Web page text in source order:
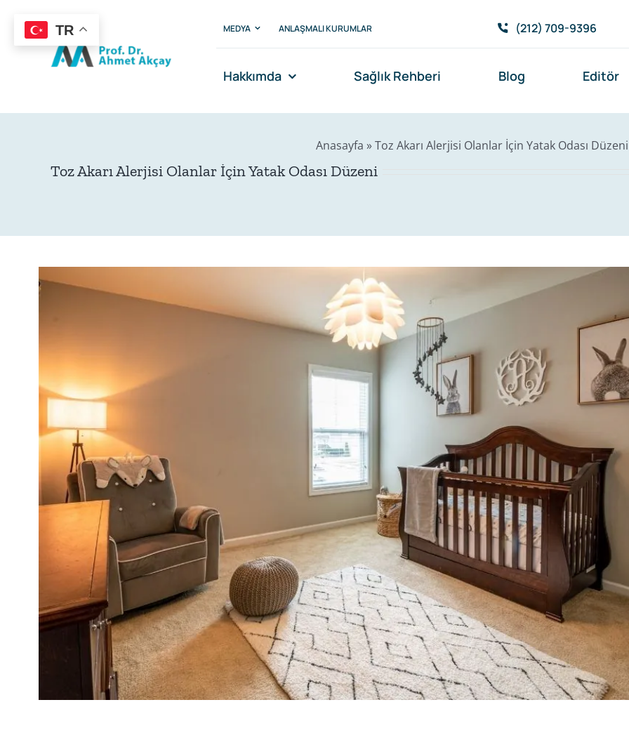
content
MEDYA ANLAŞMALI KURUMLAR (212) 709-9396
Hakkımda Sağlık Rehberi Blog Editör
Anasayfa »Toz Akarı Alerjisi Olanlar İçin Yatak Odası Düzeni
Toz Akarı Alerjisi Olanlar İçin Yatak Odası Düzeni
TR